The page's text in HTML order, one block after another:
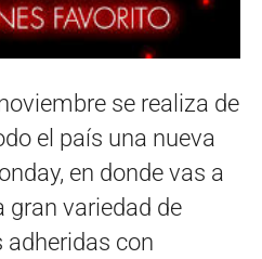
se realiza de
el país una nueva
en donde vas a
gran variedad de
con